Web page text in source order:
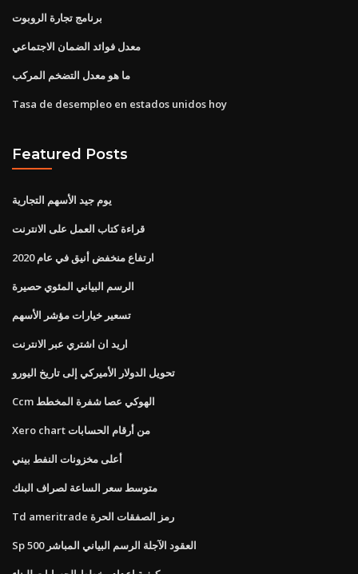
برنامج تجارة الروبوت
معدل فوائد الضمان الاجتماعي
ما هو معدل التضخم المركب
Tasa de desempleo en estados unidos hoy
Featured Posts
يوم جيد الأسهم التجارية
قراءة كتاب العمل على الانترنت
ارتفاع منخفض أنيق في عام 2020
الرسم البياني المئوي حصيرة
تسعير خيارات مؤشر الأسهم
اريد ان اشتري عبر الانترنت
تحويل الدولار الأميركي إلى تاريخ اليورو
Ccm الهوكي عصا شفرة المخطط
Xero chart من أرقام الحسابات
أعلى مخزونات النفط بيني
متوسط ​​سعر الساعة لصراف البنك
Td ameritrade رمز الصفقات الحرة
Sp 500 العقود الآجلة الرسم البياني المباشر